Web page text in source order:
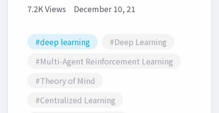
7.2K Views December 10, 21
#deep learning
#Deep Learning
#Multi-Agent Reinforcement Learning
#Theory of Mind
#Centralized Learning